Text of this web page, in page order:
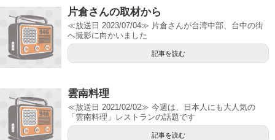
片倉さんの取材から
≪放送日 2023/07/04≫ 片倉さんが台湾中部、台中の街
へ撮影に向かいました
記事を読む
雲南料理
≪放送日 2021/02/02≫ 今週は、日本人にも大人気の
「雲南料理」レストランの話題です
記事を読む